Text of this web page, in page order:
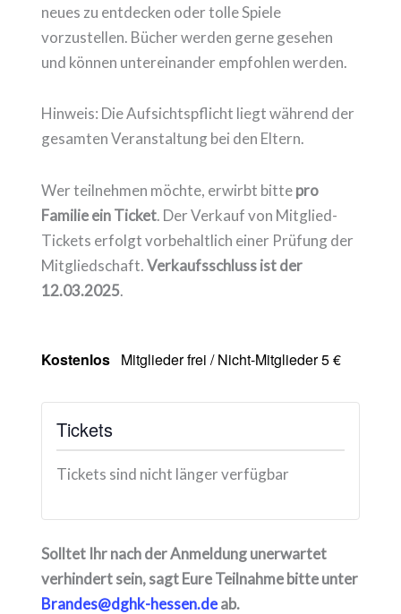
neues zu entdecken oder tolle Spiele
vorzustellen. Bücher werden gerne gesehen
und können untereinander empfohlen werden.
Hinweis: Die Aufsichtspflicht liegt während der
gesamten Veranstaltung bei den Eltern.
Wer teilnehmen möchte, erwirbt bittepro
Familie ein Ticket. Der Verkauf von Mitglied-
Tickets erfolgt vorbehaltlich einer Prüfung der
Mitgliedschaft.Verkaufsschluss ist der
12.03.2025.
Kostenlos Mitglieder frei / Nicht-Mitglieder 5 €
Tickets
Tickets sind nicht länger verfügbar
Solltet Ihr nach der Anmeldung unerwartet
verhindert sein, sagt Eure Teilnahme bitte unter
Brandes@dghk-hessen.deab.